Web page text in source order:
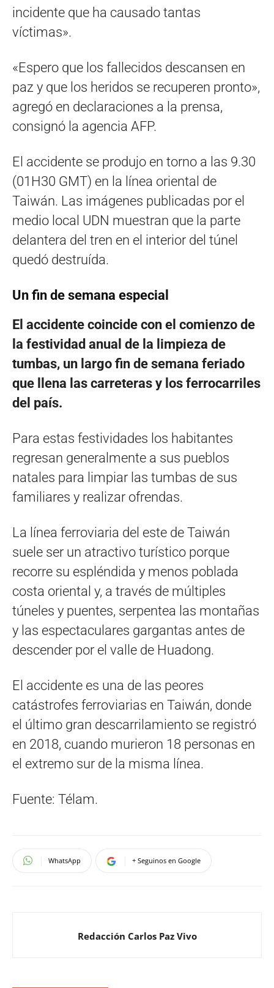
incidente que ha causado tantas
víctimas».
«Espero que los fallecidos descansen en
paz y que los heridos se recuperen pronto»,
agregó en declaraciones a la prensa,
consignó la agencia AFP.
El accidente se produjo en torno a las 9.30
(01H30 GMT) en la línea oriental de
Taiwán. Las imágenes publicadas por el
medio local UDN muestran que la parte
delantera del tren en el interior del túnel
quedó destruída.
Un fin de semana especial
El accidente coincide con el comienzo de
la festividad anual de la limpieza de
tumbas, un largo fin de semana feriado
que llena las carreteras y los ferrocarriles
del país.
Para estas festividades los habitantes
regresan generalmente a sus pueblos
natales para limpiar las tumbas de sus
familiares y realizar ofrendas.
La línea ferroviaria del este de Taiwán
suele ser un atractivo turístico porque
recorre su espléndida y menos poblada
costa oriental y, a través de múltiples
túneles y puentes, serpentea las montañas
y las espectaculares gargantas antes de
descender por el valle de Huadong.
El accidente es una de las peores
catástrofes ferroviarias en Taiwán, donde
el último gran descarrilamiento se registró
en 2018, cuando murieron 18 personas en
el extremo sur de la misma línea.
Fuente: Télam.
WhatsApp + Seguinos en Google
Redacción Carlos Paz Vivo